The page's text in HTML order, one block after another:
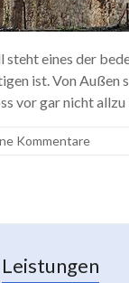
eines der
ist. Von Außen
vor gar nicht
Kommentare
Leistungen